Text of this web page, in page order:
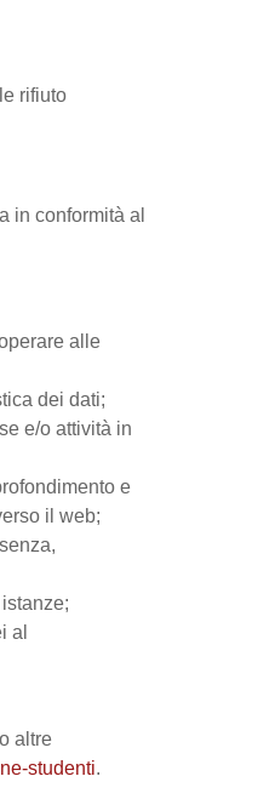
rifiuto
in conformità al
alle
dei dati;
e/o attività in
e
il web;
al
altre
studenti.